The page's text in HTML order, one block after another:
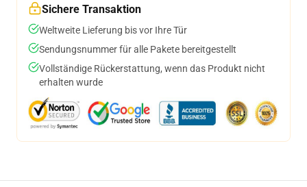
Sichere Transaktion
Weltweite Lieferung bis vor Ihre Tür
Sendungsnummer für alle Pakete bereitgestellt
Vollständige Rückerstattung, wenn das Produkt nicht
erhalten wurde